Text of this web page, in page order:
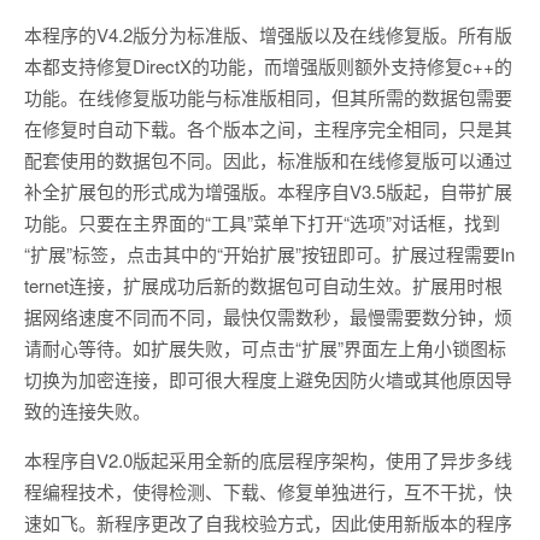
本程序的V4.2版分为标准版、增强版以及在线修复版。所有版
本都支持修复DirectX的功能，而增强版则额外支持修复c++的
功能。在线修复版功能与标准版相同，但其所需的数据包需要
在修复时自动下载。各个版本之间，主程序完全相同，只是其
配套使用的数据包不同。因此，标准版和在线修复版可以通过
补全扩展包的形式成为增强版。本程序自V3.5版起，自带扩展
功能。只要在主界面的“工具”菜单下打开“选项”对话框，找到
“扩展”标签，点击其中的“开始扩展”按钮即可。扩展过程需要In
ternet连接，扩展成功后新的数据包可自动生效。扩展用时根
据网络速度不同而不同，最快仅需数秒，最慢需要数分钟，烦
请耐心等待。如扩展失败，可点击“扩展”界面左上角小锁图标
切换为加密连接，即可很大程度上避免因防火墙或其他原因导
致的连接失败。
本程序自V2.0版起采用全新的底层程序架构，使用了异步多线
程编程技术，使得检测、下载、修复单独进行，互不干扰，快
速如飞。新程序更改了自我校验方式，因此使用新版本的程序